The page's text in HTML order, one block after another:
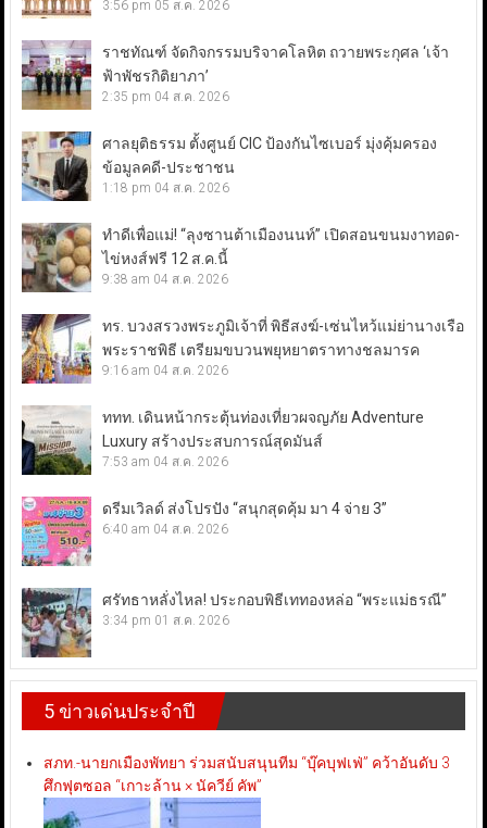
3:56 pm 05 ส.ค. 2026
ราชทัณฑ์ จัดกิจกรรมบริจาคโลหิต ถวายพระกุศล ‘เจ้า
ฟ้าพัชรกิติยาภา’
2:35 pm 04 ส.ค. 2026
ศาลยุติธรรม ตั้งศูนย์ CIC ป้องกันไซเบอร์ มุ่งคุ้มครอง
ข้อมูลคดี-ประชาชน
1:18 pm 04 ส.ค. 2026
ทำดีเพื่อแม่! “ลุงซานต้าเมืองนนท์” เปิดสอนขนมงาทอด-
ไข่หงส์ฟรี 12 ส.ค.นี้
9:38 am 04 ส.ค. 2026
ทร. บวงสรวงพระภูมิเจ้าที่ พิธีสงฆ์-เซ่นไหว้แม่ย่านางเรือ
พระราชพิธี เตรียมขบวนพยุหยาตราทางชลมารค
9:16 am 04 ส.ค. 2026
ททท. เดินหน้ากระตุ้นท่องเที่ยวผจญภัย Adventure
Luxury สร้างประสบการณ์สุดมันส์
7:53 am 04 ส.ค. 2026
ดรีมเวิลด์ ส่งโปรปัง “สนุกสุดคุ้ม มา 4 จ่าย 3”
6:40 am 04 ส.ค. 2026
ศรัทธาหลั่งไหล! ประกอบพิธีเททองหล่อ “พระแม่ธรณี”
3:34 pm 01 ส.ค. 2026
5 ข่าวเด่นประจำปี
สภท.-นายกเมืองพัทยา ร่วมสนับสนุนทีม “บุ๊คบุฟเฟ่” คว้าอันดับ 3
ศึกฟุตซอล “เกาะล้าน × นัควีย์ คัพ”